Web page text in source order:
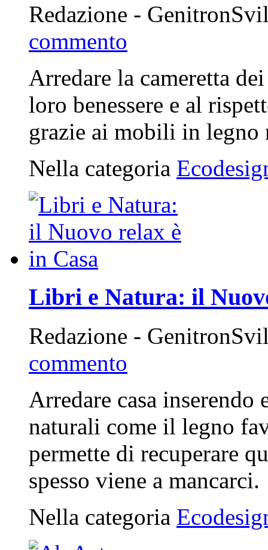
Redazione -
commento
Arredare la cameretta
loro benessere e al
grazie ai mobili in legno
Nella categoria
Libri e Natura: il
Redazione -
commento
Arredare casa
naturali come il legno
permette di recuperare
spesso viene a mancarci.
Nella categoria